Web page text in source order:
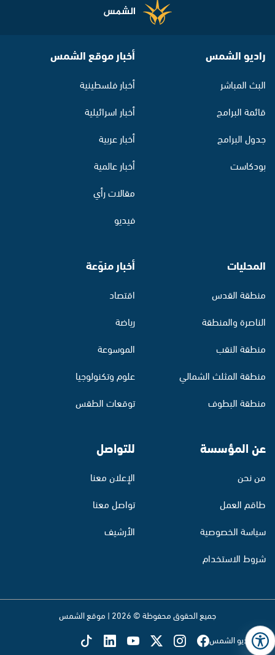
راديو الشمس
البث المباشر
قائمة البرامج
جدول البرامج
بودكاست
أخبار موقع الشمس
أخبار فلسطينية
أخبار اسرائيلية
أخبار عربية
أخبار عالمية
مقالات رأي
فيديو
المحليات
منطقة القدس
الناصرة والمنطقة
منطقة النقب
منطقة المثلث الشمالي
منطقة البطوف
أخبار منوّعة
اقتصاد
رياضة
الموسوعة
علوم وتكنولوجيا
توقعات الطقس
عن المؤسسة
من نحن
طاقم العمل
سياسة الخصوصية
شروط الاستخدام
للتواصل
الإعلان معنا
تواصل معنا
الأرشيف
جميع الحقوق محفوظة © 2026 | موقع الشمس
تابع راديو الشمس